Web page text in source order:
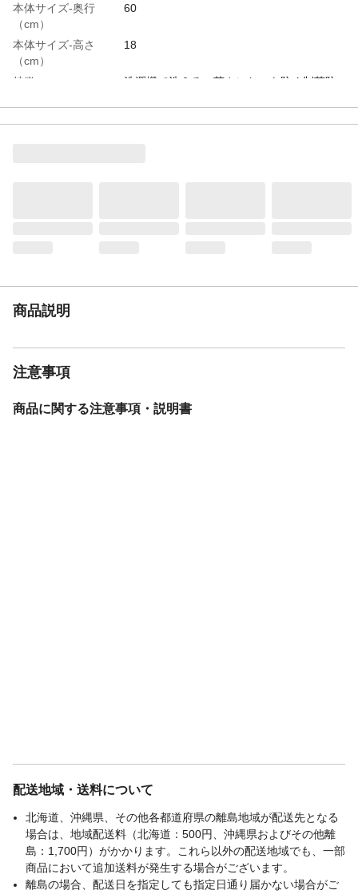
本体サイズ-奥行
（cm）
60
本体サイズ-高さ
（cm）
18
特徴
洗濯機で洗える、菌やにおいを防ぐ制菌防
商品説明
注意事項
商品に関する注意事項・説明書
配送地域・送料について
北海道、沖縄県、その他各都道府県の離島地域が配送先となる
場合は、地域配送料（北海道：500円、沖縄県およびその他離
島：1,700円）がかかります。これら以外の配送地域でも、一部
商品において追加送料が発生する場合がございます。
離島の場合、配送日を指定しても指定日通り届かない場合がご